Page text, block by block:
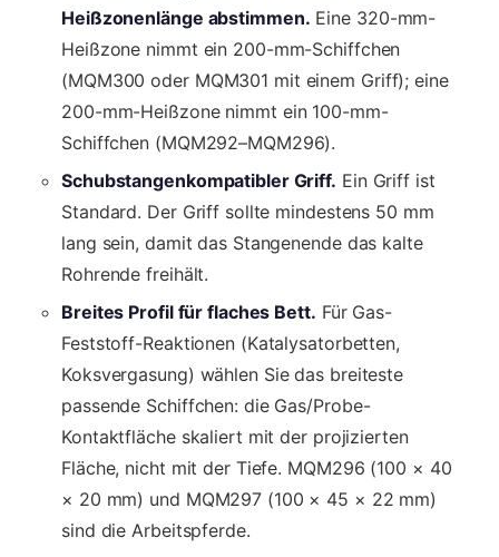
Heißzonenlänge abstimmen. Eine 320-mm-
Heißzone nimmt ein 200-mm-Schiffchen
(MQM300 oder MQM301 mit einem Griff); eine
200-mm-Heißzone nimmt ein 100-mm-
Schiffchen (MQM292–MQM296).
Schubstangenkompatibler Griff. Ein Griff ist
Standard. Der Griff sollte mindestens 50 mm
lang sein, damit das Stangenende das kalte
Rohrende freihält.
Breites Profil für flaches Bett. Für Gas-
Feststoff-Reaktionen (Katalysatorbetten,
Koksvergasung) wählen Sie das breiteste
passende Schiffchen: die Gas/Probe-
Kontaktfläche skaliert mit der projizierten
Fläche, nicht mit der Tiefe. MQM296 (100 × 40
× 20 mm) und MQM297 (100 × 45 × 22 mm)
sind die Arbeitspferde.